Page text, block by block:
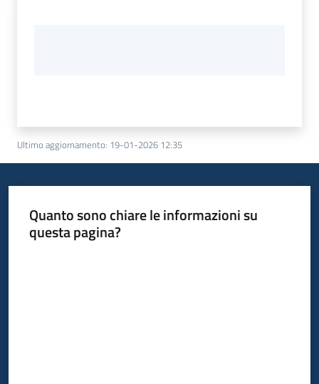
Ultimo aggiornamento: 19-01-2026 12:35
Quanto sono chiare le informazioni su
questa pagina?